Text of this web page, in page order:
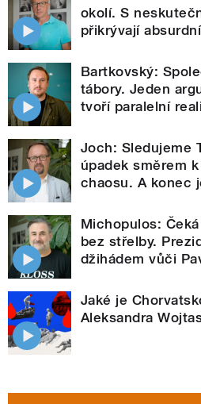
okolí. S
přikrývají
Bartkovský:
tábory. Jeden
tvoří paralelní
Joch: Sledujeme
úpadek směrem
chaosu. A konec
Michopulos:
bez střelby.
džihádem vůči
Jaké je
Aleksandra